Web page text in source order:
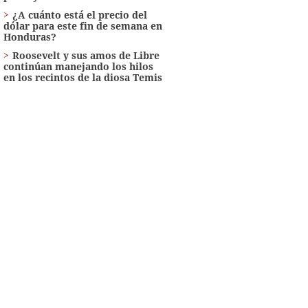
¿A cuánto está el precio del
dólar para este fin de semana en
Honduras?
Roosevelt y sus amos de Libre
continúan manejando los hilos
en los recintos de la diosa Temis